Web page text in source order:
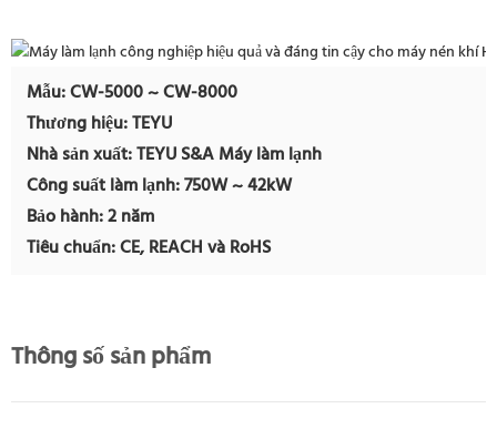
Mẫu: CW-5000 ~ CW-8000
Thương hiệu: TEYU
Nhà sản xuất: TEYU S&A Máy làm lạnh
Công suất làm lạnh: 750W ~ 42kW
Bảo hành: 2 năm
Tiêu chuẩn: CE, REACH và RoHS
Thông số sản phẩm